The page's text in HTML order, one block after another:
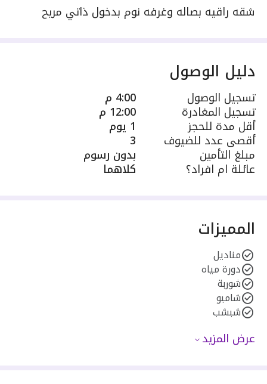
شقه راقيه بصاله وغرفه نوم بدخول ذاتي مريح
دليل الوصول
تسجيل الوصول 4:00 م
تسجيل المغادرة 12:00 م
أقل مدة للحجز 1 يوم
أقصى عدد للضيوف 3
مبلغ التأمين بدون رسوم
عائلة ام افراد؟ كلاهما
المميزات
مناديل
دورة مياه
شوربة
شامبو
شبشب
عرض المزيد